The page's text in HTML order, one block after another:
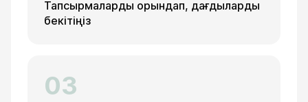
Тапсырмаларды орындап, дағдыларды
бекітіңіз
03